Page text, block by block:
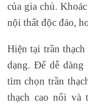
của gia chủ.
nội thất độc đáo,
Hiện tại trần
dạng. Để dễ dàng
tìm chọn trần
thạch cao nổi và